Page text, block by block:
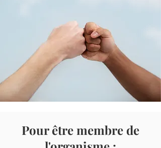
Pour être membre de